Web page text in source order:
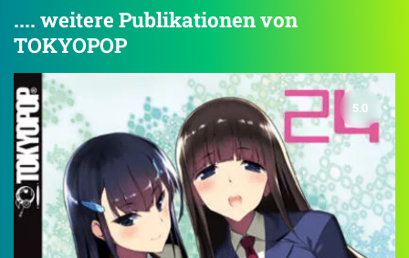
.... weitere Publikationen von
TOKYOPOP
5.0